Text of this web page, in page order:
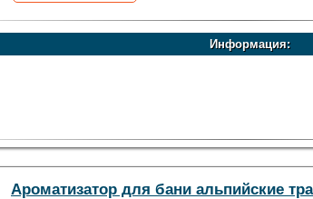
Информация:
Ароматизатор для бани альпийские